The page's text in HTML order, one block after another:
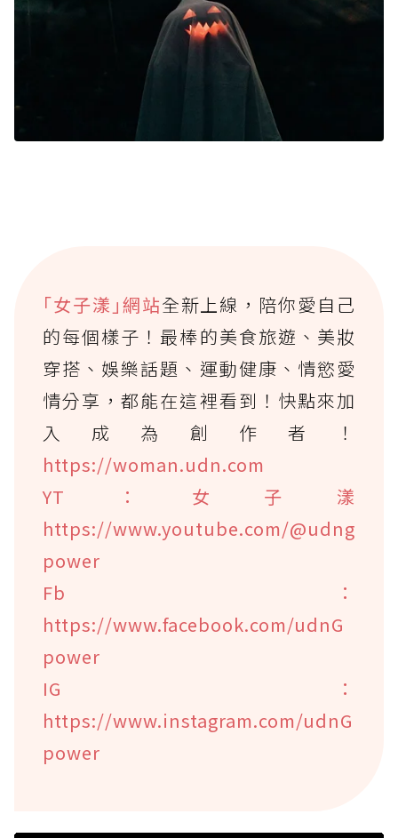
｢女子漾｣網站全新上線，陪你愛自己
的每個樣子！最棒的美食旅遊、美妝
穿搭、娛樂話題、運動健康、情慾愛
情分享，都能在這裡看到！快點來加
入成為創作者！
https://woman.udn.com
YT：女子漾
https://www.youtube.com/@udng
power
Fb：
https://www.facebook.com/udnG
power
IG：
https://www.instagram.com/udnG
power